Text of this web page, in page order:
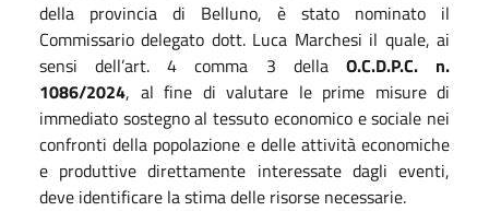
della provincia di Belluno, è stato nominato il
Commissario delegato dott. Luca Marchesi il quale, ai
sensi dell’art. 4 comma 3 della O.C.D.P.C. n.
1086/2024, al fine di valutare le prime misure di
immediato sostegno al tessuto economico e sociale nei
confronti della popolazione e delle attività economiche
e produttive direttamente interessate dagli eventi,
deve identificare la stima delle risorse necessarie.